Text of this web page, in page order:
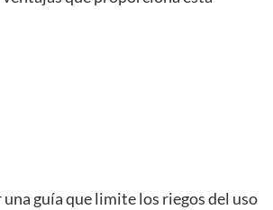
una guía que limite los riegos del uso